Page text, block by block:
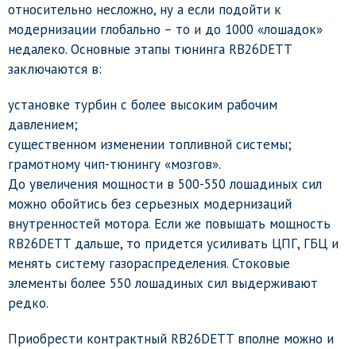
относительно несложно, ну а если подойти к
модернизации глобально – то и до 1000 «лошадок»
недалеко. Основные этапы тюнинга RB26DETT
заключаются в:
установке турбин с более высоким рабочим
давлением;
существенном изменении топливной системы;
грамотному чип-тюнингу «мозгов».
До увеличения мощности в 500-550 лошадиных сил
можно обойтись без серьезных модернизаций
внутренностей мотора. Если же повышать мощность
RB26DETT дальше, то придется усиливать ЦПГ, ГБЦ и
менять систему газораспределения. Стоковые
элементы более 550 лошадиных сил выдерживают
редко.
Приобрести контрактный RB26DETT вполне можно и